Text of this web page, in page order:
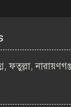
২০২৬ |
ফতুল্লা,